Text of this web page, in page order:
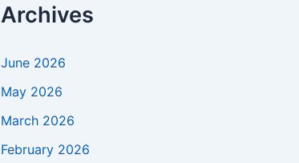
Archives
June 2026
May 2026
March 2026
February 2026